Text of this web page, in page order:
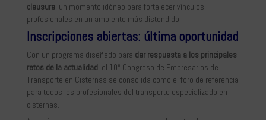
clausura , un momento idóneo para fortalecer vínculos
profesionales en un ambiente más distendido.
Inscripciones abiertas: última oportunidad
Con un programa diseñado para dar respuesta a los principales
retos de la actualidad , el 10º Congreso de Empresarios de
Transporte en Cisternas se consolida como el foro de referencia
para todos los profesionales del transporte especializado en
cisternas.